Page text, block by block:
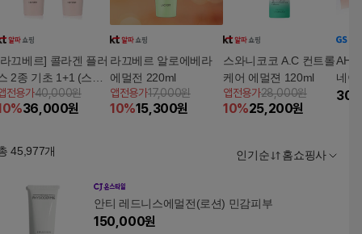
끄베르] 콜라겐 플러
2종 기초 1+1 (스킨2
에멀전2)
전용가40,000원
%36,000원
라끄베르 알로에베라
에멀전 220ml
앱전용가17,000원
10%15,300원
스와니코코 A.C 컨트롤
케어 에멀젼 120ml
앱전용가28,000원
10%25,200원
AHC
네이
라
45,977개 인기순 홈쇼핑사
안티 레드니스에멀전(로션) 민감피부
150,000원